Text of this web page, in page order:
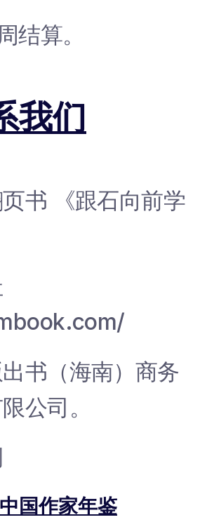
结算。
我们
书 《跟石向前学
书（海南）商务
公司。
国作家年鉴